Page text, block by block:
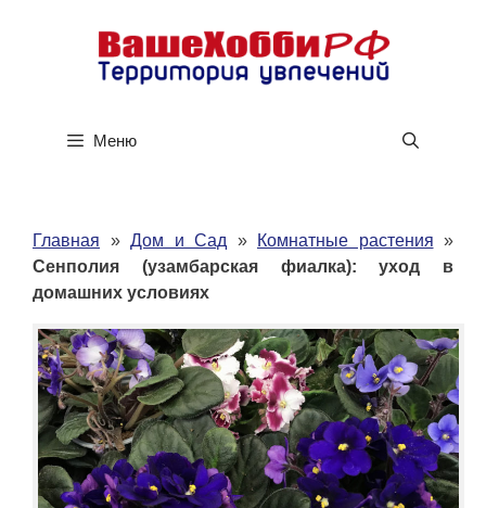
содержимому
Меню
Главная » Дом и Сад » Комнатные растения »
Сенполия (узамбарская фиалка): уход в
домашних условиях